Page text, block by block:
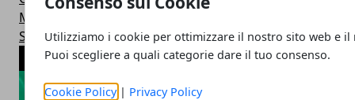
Utilizziamo i cookie per ottimizzare il nostro sito web e il
Puoi scegliere a quali categorie dare il tuo consenso.
Cookie Policy| Privacy Policy
Mondo Vip
ShowBiz
ARTICOLI POPOLARI